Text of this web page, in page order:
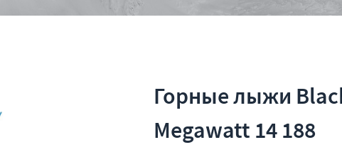
Горные лыжи
Megawatt 14 188